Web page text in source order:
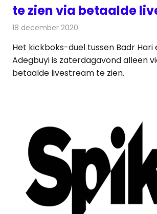
te zien via betaalde
18 december 2020
Het kickboks-duel tussen Badr Hari
Adegbuyi is zaterdagavond alleen
betaalde livestream te zien.